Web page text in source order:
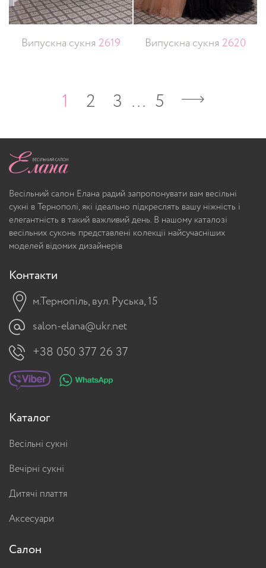
Випускна сукня 2619 Випускна сукня 2620
1 2 3 … 5
Весільний салон Елана радий запропонувати вам весільні
сукні в Тернополі, які ідеально підкреслять вашу ніжність і
елегантність в такий важливий день. В нашому каталозі
весільних суконь представлені колекції найсучасніших
моделей відомих дизайнерів
Контакти
м.Тернопіль, вул. Руська, 15
salon-elana@ukr.net
+38 050 377 26 37
Каталог
Весільні сукні
Вечірні сукні
Дитячі плаття
Аксесуари
Салон